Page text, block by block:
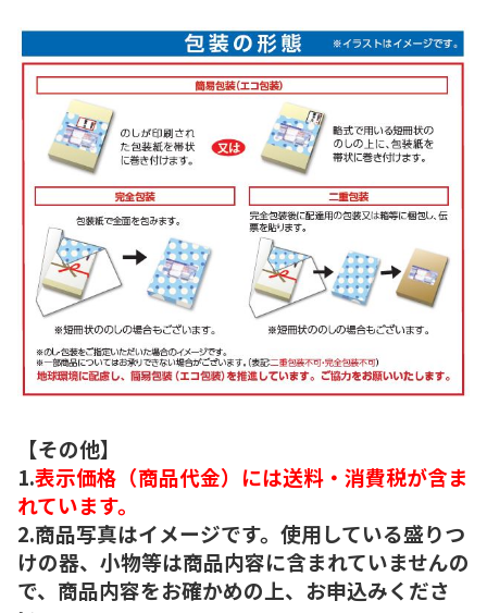
【その他】
1.表示価格（商品代金）には送料・消費税が含ま
れています。
2.商品写真はイメージです。使用している盛りつ
けの器、小物等は商品内容に含まれていませんの
で、商品内容をお確かめの上、お申込みくださ